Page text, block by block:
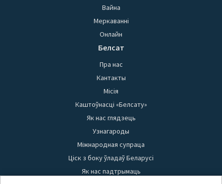
Вайна
Меркаванні
Онлайн
Белсат
Пра нас
Кантакты
Місія
Каштоўнасці «Белсату»
Як нас глядзець
Узнагароды
Міжнародная супраца
Ціск з боку ўладаў Беларусі
Як нас падтрымаць